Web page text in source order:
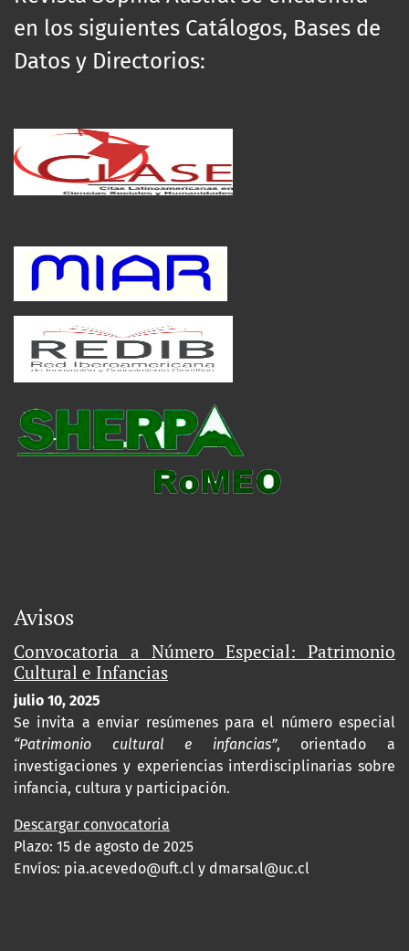
en los siguientes Catálogos, Bases de
Datos y Directorios:
Avisos
Convocatoria a Número Especial: Patrimonio
Cultural e Infancias
julio 10, 2025
Se invita a enviar resúmenes para el número especial
“Patrimonio cultural e infancias”, orientado a
investigaciones y experiencias interdisciplinarias sobre
infancia, cultura y participación.
Descargar convocatoria
Plazo: 15 de agosto de 2025
Envíos: pia.acevedo@uft.cl y dmarsal@uc.cl